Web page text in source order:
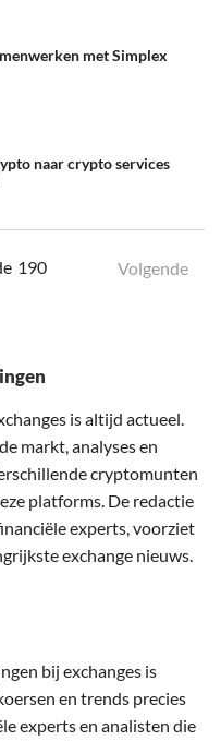
met Simplex
naar crypto services
190 Volgende
is altijd actueel.
markt, analyses en
cryptomunten
platforms. De redactie
experts, voorziet
exchange nieuws.
bij exchanges is
en trends precies
experts en analisten die